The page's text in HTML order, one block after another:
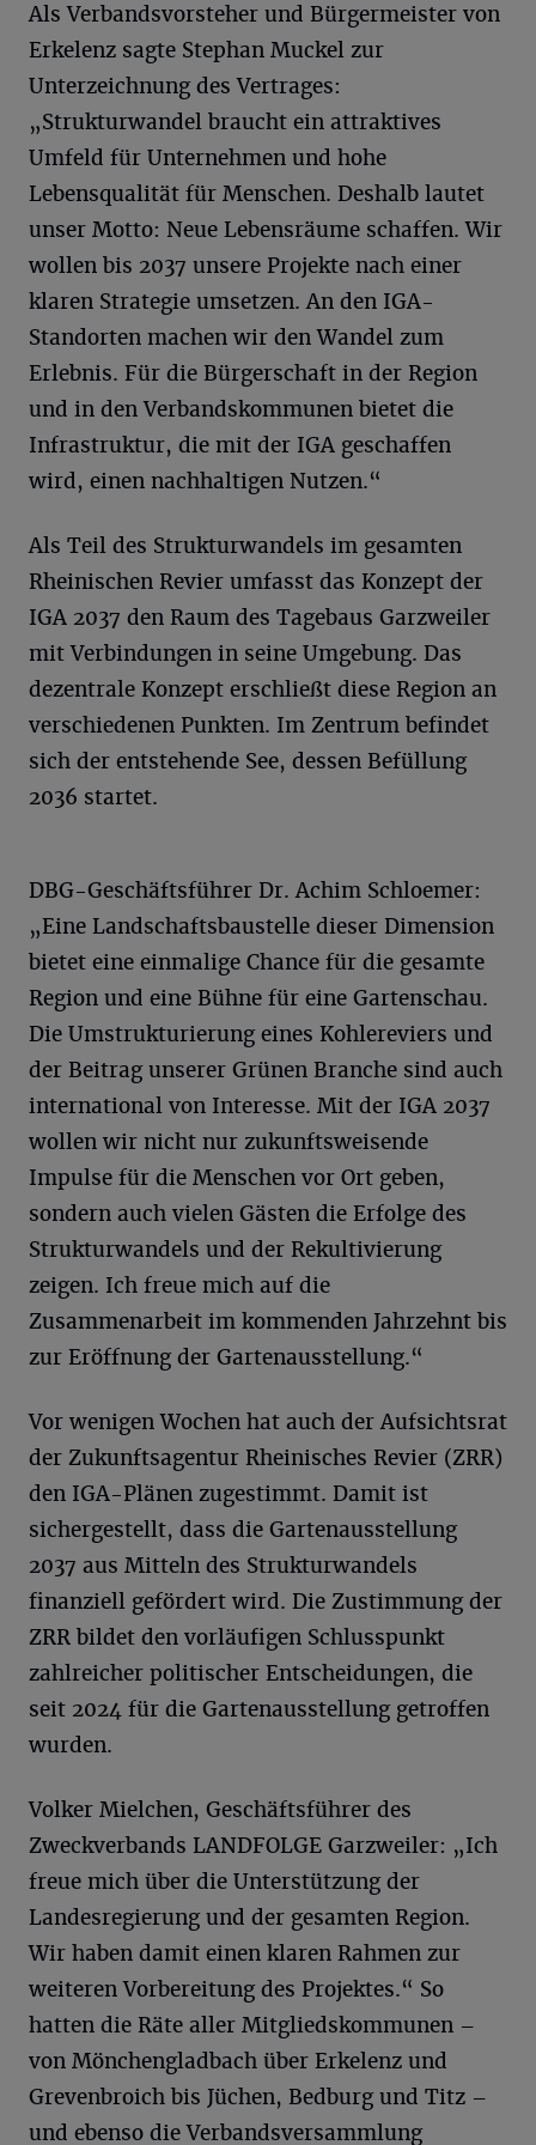
Als Verbandsvorsteher und Bürgermeister von
Erkelenz sagte Stephan Muckel zur
Unterzeichnung des Vertrages:
„Strukturwandel braucht ein attraktives
Umfeld für Unternehmen und hohe
Lebensqualität für Menschen. Deshalb lautet
unser Motto: Neue Lebensräume schaffen. Wir
wollen bis 2037 unsere Projekte nach einer
klaren Strategie umsetzen. An den IGA-
Standorten machen wir den Wandel zum
Erlebnis. Für die Bürgerschaft in der Region
und in den Verbandskommunen bietet die
Infrastruktur, die mit der IGA geschaffen
wird, einen nachhaltigen Nutzen.“
Als Teil des Strukturwandels im gesamten
Rheinischen Revier umfasst das Konzept der
IGA 2037 den Raum des Tagebaus Garzweiler
mit Verbindungen in seine Umgebung. Das
dezentrale Konzept erschließt diese Region an
verschiedenen Punkten. Im Zentrum befindet
sich der entstehende See, dessen Befüllung
2036 startet.
DBG-Geschäftsführer Dr. Achim Schloemer:
„Eine Landschaftsbaustelle dieser Dimension
bietet eine einmalige Chance für die gesamte
Region und eine Bühne für eine Gartenschau.
Die Umstrukturierung eines Kohlereviers und
der Beitrag unserer Grünen Branche sind auch
international von Interesse. Mit der IGA 2037
wollen wir nicht nur zukunftsweisende
Impulse für die Menschen vor Ort geben,
sondern auch vielen Gästen die Erfolge des
Strukturwandels und der Rekultivierung
zeigen. Ich freue mich auf die
Zusammenarbeit im kommenden Jahrzehnt bis
zur Eröffnung der Gartenausstellung.“
Vor wenigen Wochen hat auch der Aufsichtsrat
der Zukunftsagentur Rheinisches Revier (ZRR)
den IGA-Plänen zugestimmt. Damit ist
sichergestellt, dass die Gartenausstellung
2037 aus Mitteln des Strukturwandels
finanziell gefördert wird. Die Zustimmung der
ZRR bildet den vorläufigen Schlusspunkt
zahlreicher politischer Entscheidungen, die
seit 2024 für die Gartenausstellung getroffen
wurden.
Volker Mielchen, Geschäftsführer des
Zweckverbands LANDFOLGE Garzweiler: „Ich
freue mich über die Unterstützung der
Landesregierung und der gesamten Region.
Wir haben damit einen klaren Rahmen zur
weiteren Vorbereitung des Projektes.“ So
hatten die Räte aller Mitgliedskommunen –
von Mönchengladbach über Erkelenz und
Grevenbroich bis Jüchen, Bedburg und Titz –
und ebenso die Verbandsversammlung